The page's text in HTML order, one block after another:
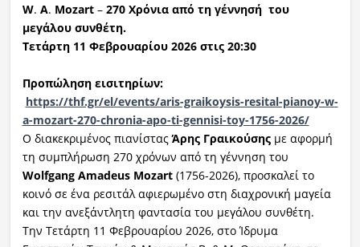
W. A. Mozart– 270 Χρόνια από τη γέννησή του
μεγάλου συνθέτη.
Τετάρτη 11 Φεβρουαρίου 2026 στις 20:30
Προπώληση εισιτηρίων:
https://thf.gr/el/events/aris-graikoysis-resital-pianoy-w-
a-mozart-270-chronia-apo-ti-gennisi-toy-1756-2026/
Ο διακεκριμένος πιανίσταςΆρης Γραικούσηςμε αφορμή
τη συμπλήρωση 270 χρόνων από τη γέννηση του
Wolfgang Amadeus Mozart(1756-2026), προσκαλεί το
κοινό σε ένα ρεσιτάλ αφιερωμένο στη διαχρονική μαγεία
και την ανεξάντλητη φαντασία του μεγάλου συνθέτη.
Την Τετάρτη 11 Φεβρουαρίου 2026, στο Ίδρυμα